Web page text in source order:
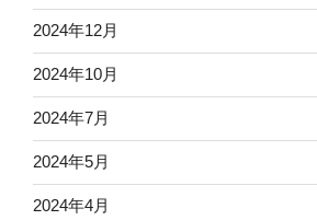
2024年12月
2024年10月
2024年7月
2024年5月
2024年4月